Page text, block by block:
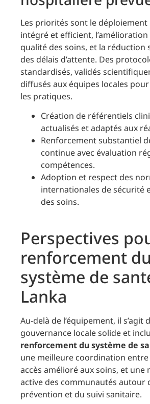
Les priorités sont le déploiement
intégré et efficient,
qualité des soins, et la réduction
des délais d’attente. Des
standardisés, validés
diffusés aux équipes locales
les pratiques.
Création de référentiels
actualisés et adaptés aux
Renforcement substantiel
continue avec évaluation
compétences.
Adoption et respect des
internationales de sécurité
des soins.
Perspectives
renforcement du
système de
Lanka
Au-delà de l’équipement, il s’agit
gouvernance locale solide et
renforcement du système de
une meilleure coordination entre
accès amélioré aux soins, et une
active des communautés autour
prévention et du suivi sanitaire.